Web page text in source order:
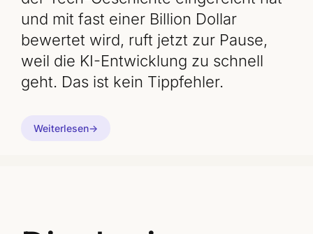
und mit fast einer Billion Dollar
bewertet wird, ruft jetzt zur Pause,
weil die KI-Entwicklung zu schnell
geht. Das ist kein Tippfehler.
Weiterlesen